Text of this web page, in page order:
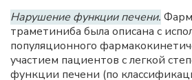
Нарушение функции печени.
траметиниба была описана с
популяционного
участием пациентов с легкой
функции печени (по